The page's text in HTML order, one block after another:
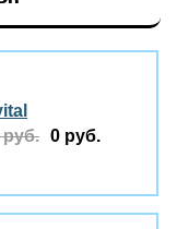
руб. 0 руб.